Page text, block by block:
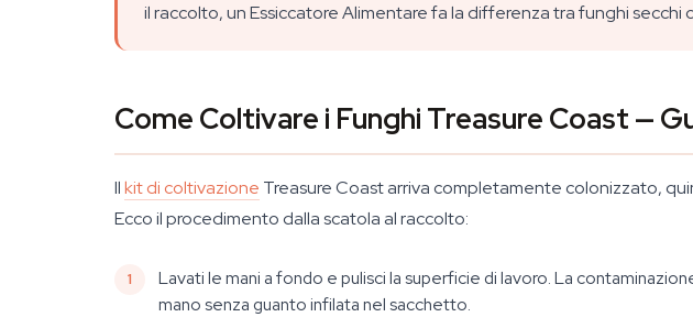
il raccolto, un Essiccatore Alimentare fa la differenza tra funghi secchi
Come Coltivare i Funghi Treasure Coast —
Ilkit di coltivazione Treasure Coast arriva completamente colonizzato,
Ecco il procedimento dalla scatola al raccolto:
Lavati le mani a fondo e pulisci la superficie di lavoro. La
mano senza guanto infilata nel sacchetto.